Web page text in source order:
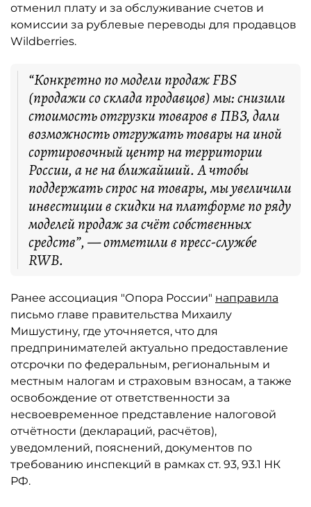
отменил плату и за обслуживание счетов и
комиссии за рублевые переводы для продавцов
Wildberries.
“Конкретно по модели продаж FBS
(продажи со склада продавцов) мы: снизили
стоимость отгрузки товаров в ПВЗ, дали
возможность отгружать товары на иной
сортировочный центр на территории
России, а не на ближайший. А чтобы
поддержать спрос на товары, мы увеличили
инвестиции в скидки на платформе по ряду
моделей продаж за счёт собственных
средств”, — отметили в пресс-службе
RWB.
Ранее ассоциация "Опора России" направила
письмо главе правительства Михаилу
Мишустину, где уточняется, что для
предпринимателей актуально предоставление
отсрочки по федеральным, региональным и
местным налогам и страховым взносам, а также
освобождение от ответственности за
несвоевременное представление налоговой
отчётности (деклараций, расчётов),
уведомлений, пояснений, документов по
требованию инспекций в рамках ст. 93, 93.1 НК
РФ.